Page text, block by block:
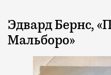
Эдвард Бернс,
Мальборо»